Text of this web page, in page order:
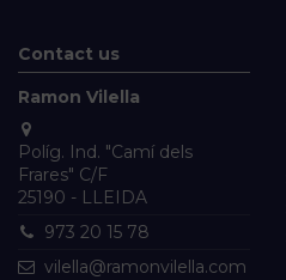
Contact us
Ramon Vilella
Políg. Ind. "Camí dels
Frares" C/F
25190 - LLEIDA
973 20 15 78
vilella@ramonvilella.com